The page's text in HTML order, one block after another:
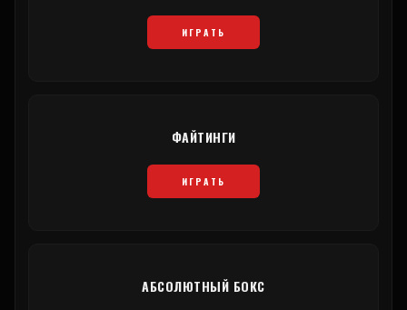
ИГРАТЬ
ФАЙТИНГИ
ИГРАТЬ
АБСОЛЮТНЫЙ БОКС